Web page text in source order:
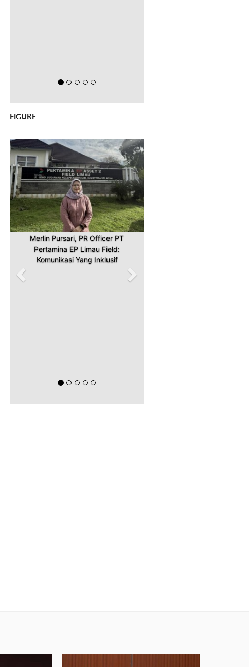
FIGURE
Merlin Pursari, PR Officer PT
Pertamina EP Limau Field:
Komunikasi Yang Inklusif
Previous Next